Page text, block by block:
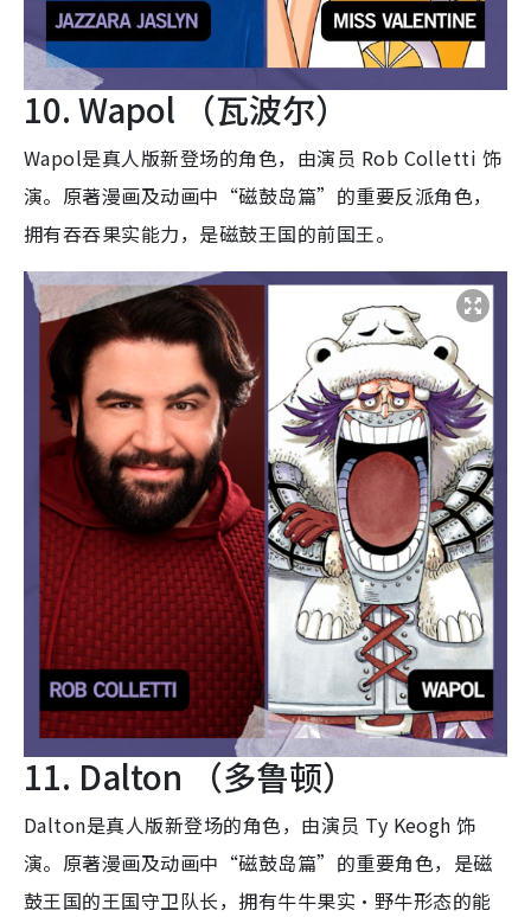
10. Wapol （瓦波尔）
Wapol是真人版新登场的角色，由演员 Rob Colletti 饰
演。原著漫画及动画中“磁鼓岛篇”的重要反派角色，
拥有吞吞果实能力，是磁鼓王国的前国王。
11. Dalton （多鲁顿）
Dalton是真人版新登场的角色，由演员 Ty Keogh 饰
演。原著漫画及动画中“磁鼓岛篇”的重要角色，是磁
鼓王国的王国守卫队长，拥有牛牛果实·野牛形态的能